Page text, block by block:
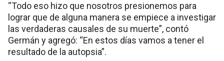
“Todo eso hizo que nosotros presionemos para
lograr que de alguna manera se empiece a investigar
las verdaderas causales de su muerte”, contó
Germán y agregó: “En estos días vamos a tener el
resultado de la autopsia”.